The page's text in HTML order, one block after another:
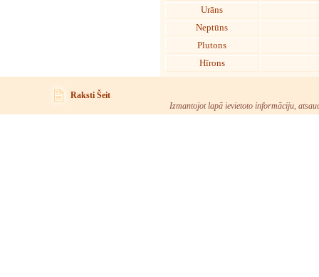
Urāns
Neptūns
Plutons
Hīrons
Raksti Šeit
Izmantojot lapā ievietoto informāciju,